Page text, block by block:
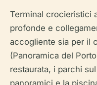
Terminal crocieristici
profonde e
accogliente sia per il
(Panoramica del
restaurata, i parchi
panoramici e la